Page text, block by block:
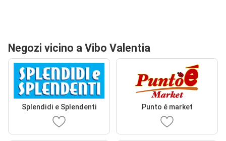
Negozi vicino a Vibo Valentia
Splendidi e Splendenti Punto é market